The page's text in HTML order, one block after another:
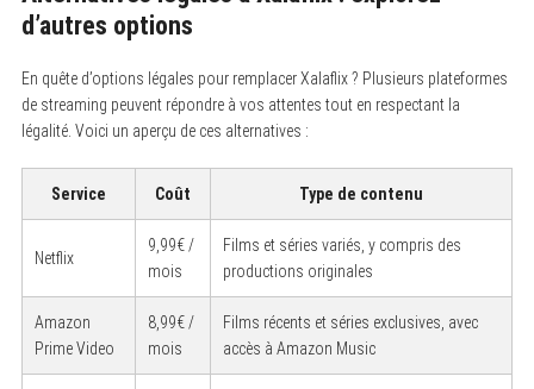
d’autres options
En quête d’options légales pour remplacer Xalaflix ? Plusieurs plateformes
de streaming peuvent répondre à vos attentes tout en respectant la
légalité. Voici un aperçu de ces alternatives :
Service Coût Type de contenu
Netflix
9,99€ /
mois
Films et séries variés, y compris des
productions originales
Amazon
Prime Video
8,99€ /
mois
Films récents et séries exclusives, avec
accès à Amazon Music